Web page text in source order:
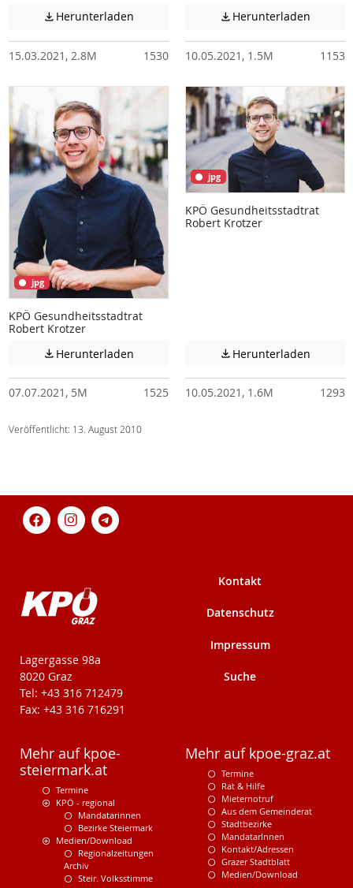
 Herunterladen Achtung: Diese Datei enthält unter
15.03.2021, 2.8M 1530
 Herunterladen
10.05.2021, 1.5M 1153
jpg
KPÖ Gesundheitsstadtrat
Robert Krotzer
 Herunterladen Achtung: Diese Datei enthält unter
07.07.2021, 5M 1525
jpg
KPÖ Gesundheitsstadtrat
Robert Krotzer
 Herunterladen
10.05.2021, 1.6M 1293
Veröffentlicht: 13. August 2010
KPÖ-Steiermark
Lagergasse 98a
8020 Graz
Tel: +43 316 712479
Fax: +43 316 716291
Kontakt
Datenschutz
Impressum
Suche
Mehr auf kpoe-
steiermark.at
Termine
KPÖ - regional
Mandatarinnen
Bezirke Steiermark
Medien/Download
Regionalzeitungen
Archiv
Steir. Volksstimme
Mehr auf kpoe-graz.at
Termine
Rat & Hilfe
Mieternotruf
Aus dem Gemeinderat
Stadtbezirke
MandatarInnen
Kontakt/Adressen
Grazer Stadtblatt
Medien/Download